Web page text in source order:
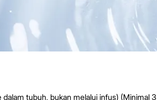
dalam tubuh, bukan melalui infus) (Minimal